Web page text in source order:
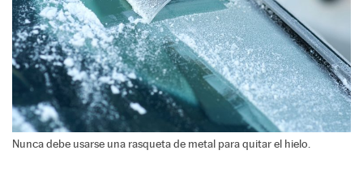
Nunca debe usarse una rasqueta de metal para quitar el hielo.